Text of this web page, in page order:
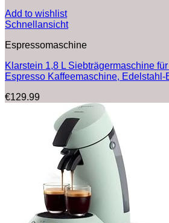
Add to wishlist
Schnellansicht
Espressomaschine
Klarstein 1,8 L Siebträgermaschine
Espresso Kaffeemaschine,
€129.99